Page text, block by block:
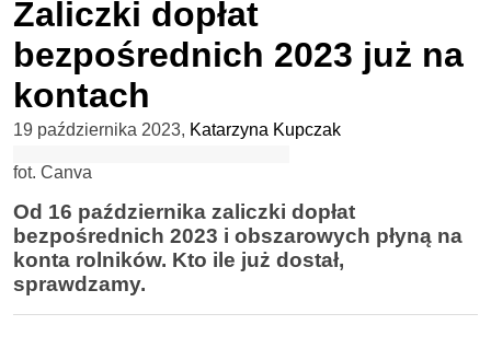
Zaliczki dopłat
bezpośrednich 2023 już na
kontach
19 października 2023, Katarzyna Kupczak
fot. Canva
Od 16 października zaliczki dopłat
bezpośrednich 2023 i obszarowych płyną na
konta rolników. Kto ile już dostał,
sprawdzamy.